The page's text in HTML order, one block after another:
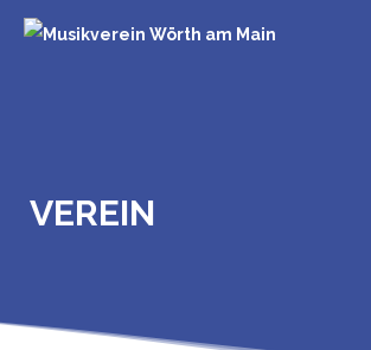
Skip
VEREIN